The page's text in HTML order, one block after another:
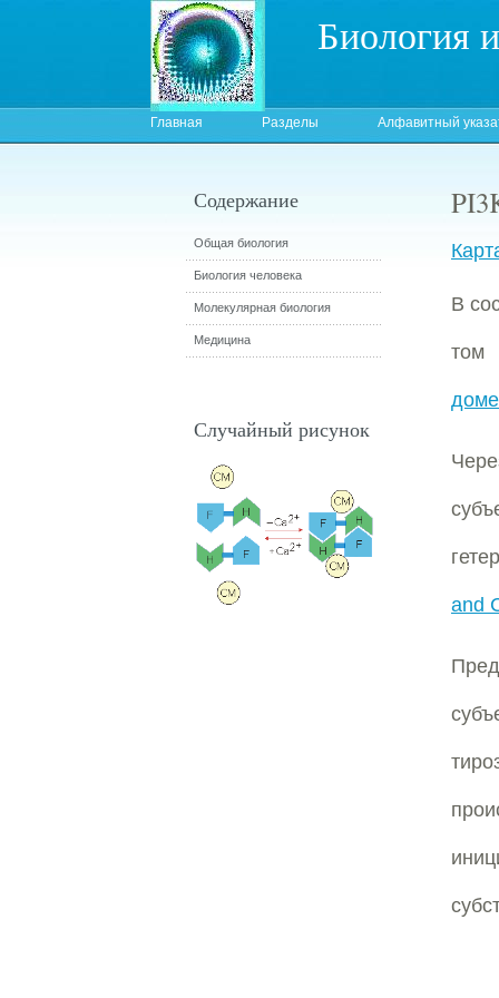
Биология
Главная Разделы Алфавитный
В
том
and
Содержание
Общая биология
Биология человека
Молекулярная биология
Медицина
Случайный рисунок